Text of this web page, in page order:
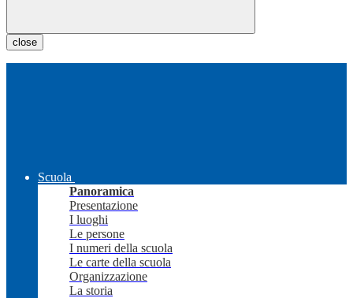
close
Scuola
Panoramica
Presentazione
I luoghi
Le persone
I numeri della scuola
Le carte della scuola
Organizzazione
La storia